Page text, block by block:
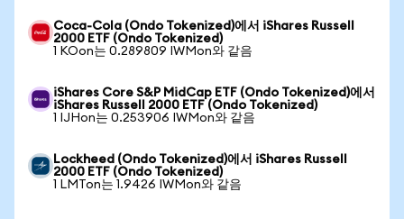
Coca-Cola (Ondo Tokenized)에서 iShares Russell
2000 ETF (Ondo Tokenized)
1 KOon는 0.289809 IWMon와 같음
iShares Core S&P MidCap ETF (Ondo Tokenized)에서
iShares Russell 2000 ETF (Ondo Tokenized)
1 IJHon는 0.253906 IWMon와 같음
Lockheed (Ondo Tokenized)에서 iShares Russell
2000 ETF (Ondo Tokenized)
1 LMTon는 1.9426 IWMon와 같음